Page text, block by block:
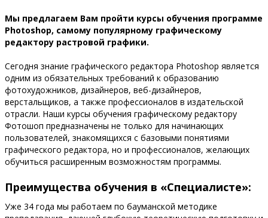
Мы предлагаем Вам пройти курсы обучения программе
Photoshop, самому популярному графическому
редактору растровой графики.
Сегодня знание графического редактора Photoshop является
одним из обязательных требований к образованию
фотохудожников, дизайнеров, веб-дизайнеров,
верстальщиков, а также профессионалов в издательской
отрасли. Наши курсы обучения графическому редактору
Фотошоп предназначены не только для начинающих
пользователей, знакомящихся с базовыми понятиями
графического редактора, но и профессионалов, желающих
обучиться расширенным возможностям программы.
Преимущества обучения в «Специалисте»:
Уже 34 года мы работаем по бауманской методике